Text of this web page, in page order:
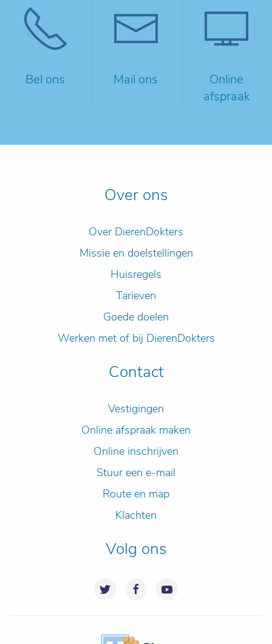
Bel ons Mail ons
Online
afspraak
Over ons
Over DierenDokters
Missie en doelstellingen
Huisregels
Tarieven
Goede doelen
Werken met of bij DierenDokters
Contact
Vestigingen
Online afspraak maken
Online inschrijven
Stuur een e-mail
Route en map
Klachten
Volg ons